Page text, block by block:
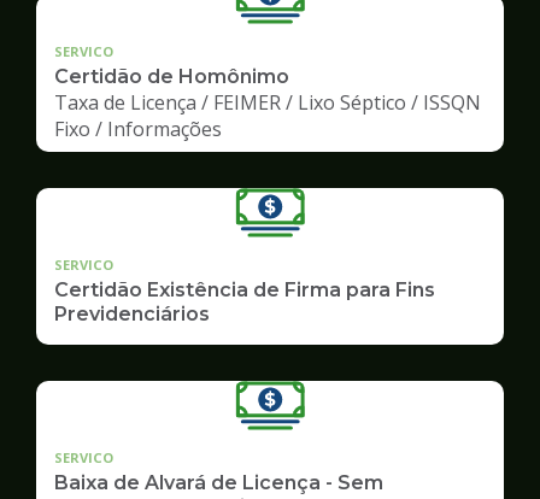
SERVICO
Certidão de Homônimo
Taxa de Licença / FEIMER / Lixo Séptico / ISSQN
Fixo / Informações
SERVICO
Certidão Existência de Firma para Fins
Previdenciários
SERVICO
Baixa de Alvará de Licença - Sem